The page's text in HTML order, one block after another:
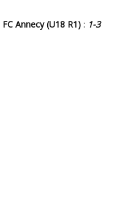
FC Annecy (U18 R1) : 1-3